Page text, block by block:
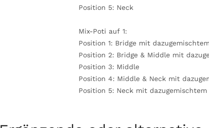
Position 5: Neck
Mix-Poti auf 1:
Position 1: Bridge mit
Position 2: Bridge & Middle mit
Position 3: Middle
Position 4: Middle & Neck mit
Position 5: Neck mit